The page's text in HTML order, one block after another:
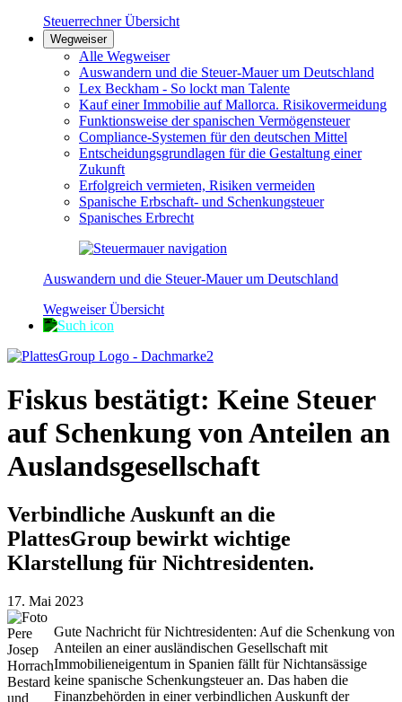
Steuerrechner Übersicht
Wegweiser
Alle Wegweiser
Auswandern und die Steuer-Mauer um Deutschland
Lex Beckham - So lockt man Talente
Kauf einer Immobilie auf Mallorca. Risikovermeidung
Funktionsweise der spanischen Vermögensteuer
Compliance-Systemen für den deutschen Mittel
Entscheidungsgrundlagen für die Gestaltung einer
Zukunft
Erfolgreich vermieten, Risiken vermeiden
Spanische Erbschaft- und Schenkungsteuer
Spanisches Erbrecht
Auswandern und die Steuer-Mauer um Deutschland
Wegweiser Übersicht
Fiskus bestätigt: Keine Steuer
auf Schenkung von Anteilen an
Auslandsgesellschaft
Verbindliche Auskunft an die
PlattesGroup bewirkt wichtige
Klarstellung für Nichtresidenten.
17. Mai 2023
Gute Nachricht für Nichtresidenten: Auf die Schenkung von
Anteilen an einer ausländischen Gesellschaft mit
Immobilieneigentum in Spanien fällt für Nichtansässige
keine spanische Schenkungsteuer an. Das haben die
Finanzbehörden in einer verbindlichen Auskunft der